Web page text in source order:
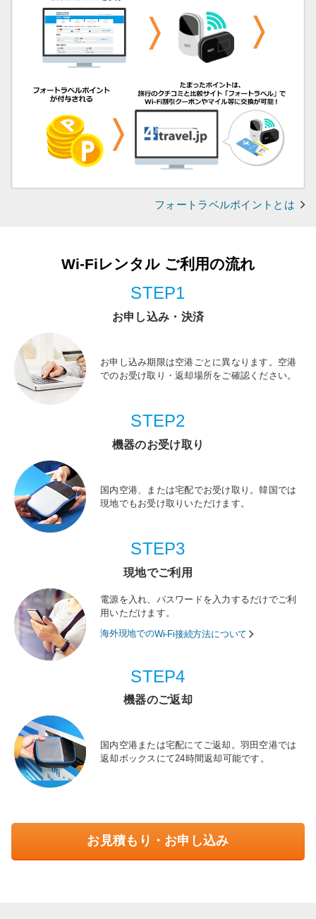
フォートラベルポイントとは
Wi-Fiレンタル ご利用の流れ
STEP1
お申し込み・決済
お申し込み期限は空港ごとに異なります。空港
でのお受け取り・返却場所をご確認ください。
STEP2
機器のお受け取り
国内空港、または宅配でお受け取り。韓国では
現地でもお受け取りいただけます。
STEP3
現地でご利用
電源を入れ、パスワードを入力するだけでご利
用いただけます。
海外現地でのWi-Fi接続方法について
STEP4
機器のご返却
国内空港または宅配にてご返却。羽田空港では
返却ボックスにて24時間返却可能です。
お見積もり・お申し込み